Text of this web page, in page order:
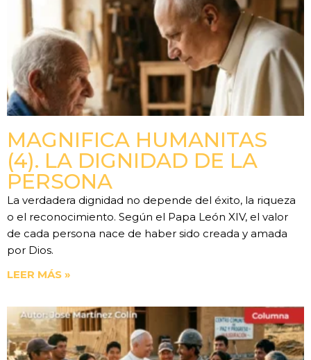
MAGNIFICA HUMANITAS
(4). LA DIGNIDAD DE LA
PERSONA
La verdadera dignidad no depende del éxito, la riqueza
o el reconocimiento. Según el Papa León XIV, el valor
de cada persona nace de haber sido creada y amada
por Dios.
LEER MÁS »